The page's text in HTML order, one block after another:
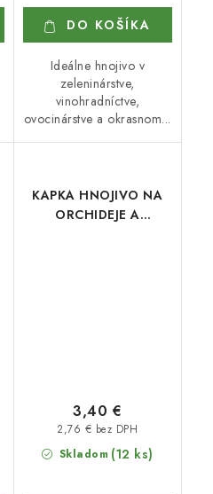
DO KOŠÍKA
Ideálne hnojivo v
zeleninárstve,
vinohradníctve,
ovocinárstve a okrasnom...
KAPKA HNOJIVO NA
ORCHIDEJE A
Skladom (12 ks)
2,76 € bez DPH
3,40 €